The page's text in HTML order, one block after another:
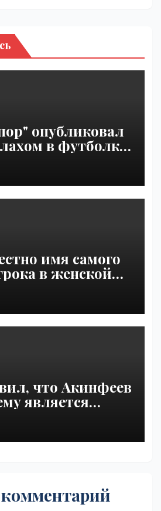
опубликовал
в футболке
| VseTime.ru
имя самого
в женской
Суперлиге |
что Акинфеев
является
в ЦСКА |